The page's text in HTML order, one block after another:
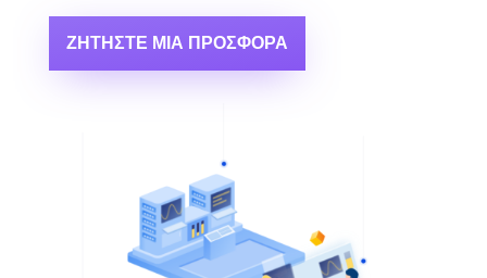
ΖΗΤΉΣΤΕ ΜΙΑ ΠΡΟΣΦΟΡΆ